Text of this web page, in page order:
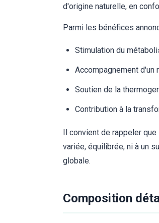
d'origine naturelle, en
Parmi les bénéfices
Stimulation du
Accompagnement d'un
Soutien de la
Contribution à la
Il convient de rappeler
variée, équilibrée, ni à un
globale.
Composition